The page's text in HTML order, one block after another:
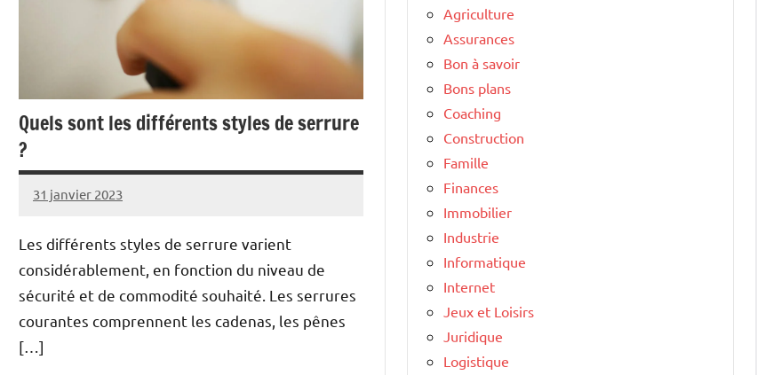
Quels sont les différents styles de serrure
?
31 janvier 2023
Rakia
Aucun
Les différents styles de serrure varient
considérablement, en fonction du niveau de
sécurité et de commodité souhaité. Les serrures
courantes comprennent les cadenas, les pênes
[…]
Agriculture
Assurances
Bon à savoir
Bons plans
Coaching
Construction
Famille
Finances
Immobilier
Industrie
Informatique
Internet
Jeux et Loisirs
Juridique
Logistique